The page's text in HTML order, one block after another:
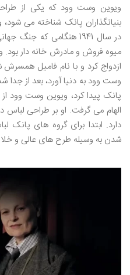
ویوین وست وود که یکی از
بنیانگذاران پانک شناخته می
در سال 1941 هنگامی که
ازدواج کرد و با نام فامیل
وست وود به دنیا آورد، بعد از
پانک پیدا کرد، ویوین وست وود
الهام می گرفت. او بر طراحی
دارد. ابتدا برای گروه های پانک
شدن به وسیله طرح های عالی و